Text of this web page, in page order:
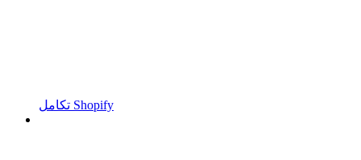
تكامل Shopify